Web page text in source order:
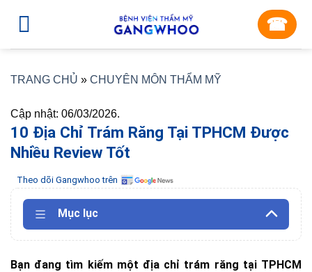
☎︎
TRANG CHỦ » CHUYÊN MÔN THẨM MỸ
Cập nhật: 06/03/2026.
10 Địa Chỉ Trám Răng Tại TPHCM Được
Nhiều Review Tốt
Theo dõi Gangwhoo trên
Mục lục
Bạn đang tìm kiếm một địa chỉ trám răng tại TPHCM